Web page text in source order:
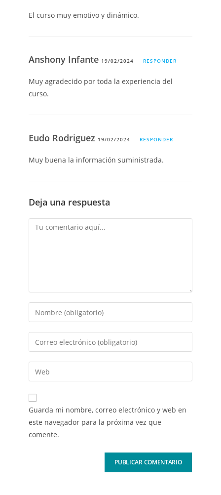
El curso muy emotivo y dinámico.
Anshony Infante 19/02/2024 RESPONDER
Muy agradecido por toda la experiencia del
curso.
Eudo Rodriguez 19/02/2024 RESPONDER
Muy buena la información suministrada.
Deja una respuesta
Guarda mi nombre, correo electrónico y web en
este navegador para la próxima vez que
comente.